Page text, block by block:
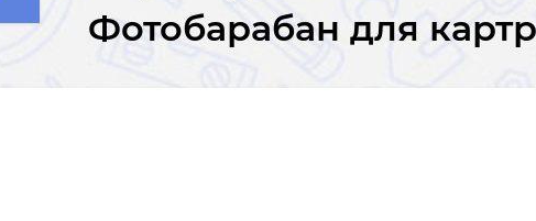
Фотобарабан для